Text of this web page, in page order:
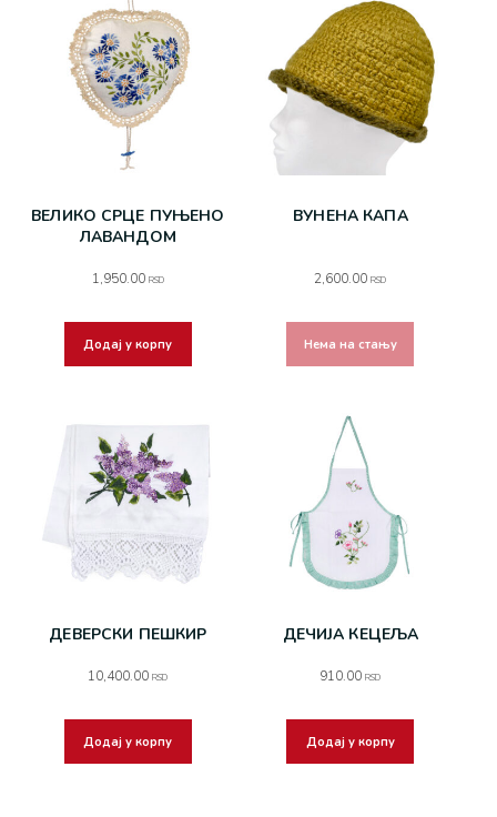
ВЕЛИКО СРЦЕ ПУЊЕНО
ЛАВАНДОМ
1,950.00 RSD
Додај у корпу
ВУНЕНА КАПА
2,600.00RSD
Нема на стању
ДЕВЕРСКИ ПЕШКИР
10,400.00RSD
Додај у корпу
ДЕЧИЈА КЕЦЕЉА
910.00RSD
Додај у корпу